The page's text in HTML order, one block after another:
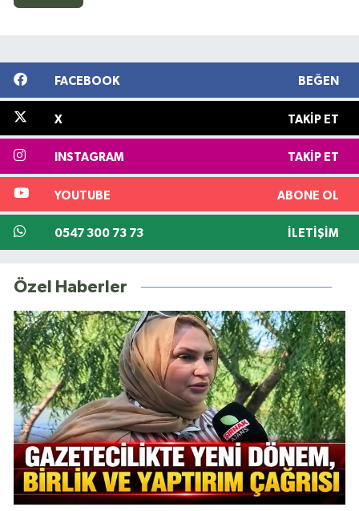
FACEBOOK BEĞEN
X TAKIP ET
INSTAGRAM TAKIP ET
YOUTUBE ABONE OL
0547 300 73 73 İLETIŞIM
Özel Haberler